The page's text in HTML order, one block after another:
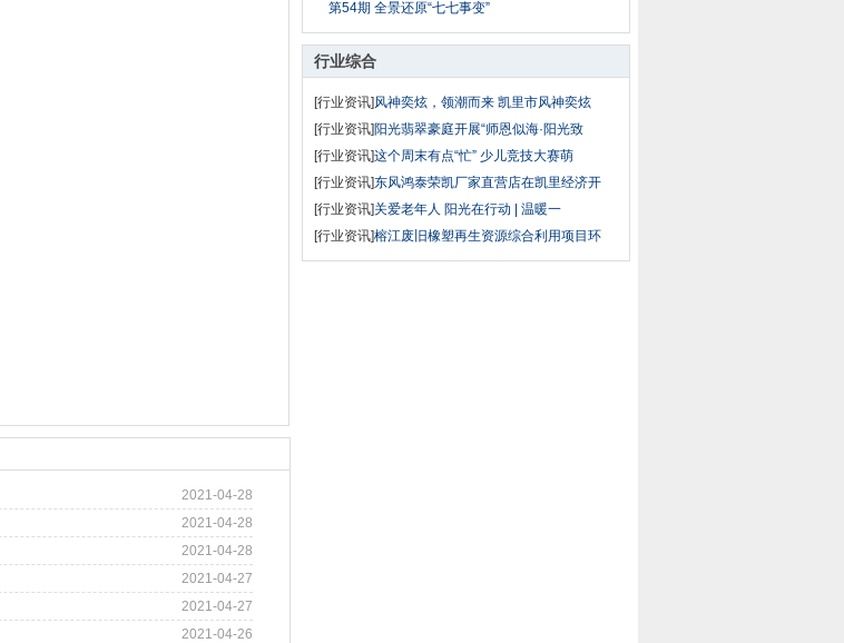
第54期 全景还原“七七事变”
行业综合
[行业资讯]风神奕炫，领潮而来 凯里市风神奕炫
[行业资讯]阳光翡翠豪庭开展“师恩似海·阳光致
[行业资讯]这个周末有点“忙” 少儿竞技大赛萌
[行业资讯]东风鸿泰荣凯厂家直营店在凯里经济开
[行业资讯]关爱老年人 阳光在行动 | 温暖一
[行业资讯]榕江废旧橡塑再生资源综合利用项目环
2021-04-28
2021-04-28
2021-04-28
2021-04-27
2021-04-27
2021-04-26